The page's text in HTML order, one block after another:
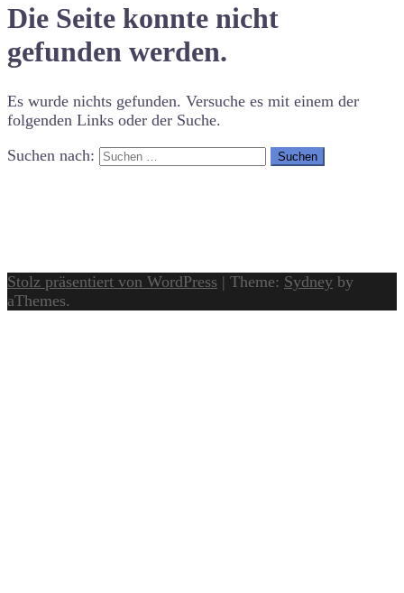
Die Seite konnte nicht
gefunden werden.
Es wurde nichts gefunden. Versuche es mit einem der
folgenden Links oder der Suche.
Suchen nach:
Stolz präsentiert von WordPress | Theme: Sydney by
aThemes.